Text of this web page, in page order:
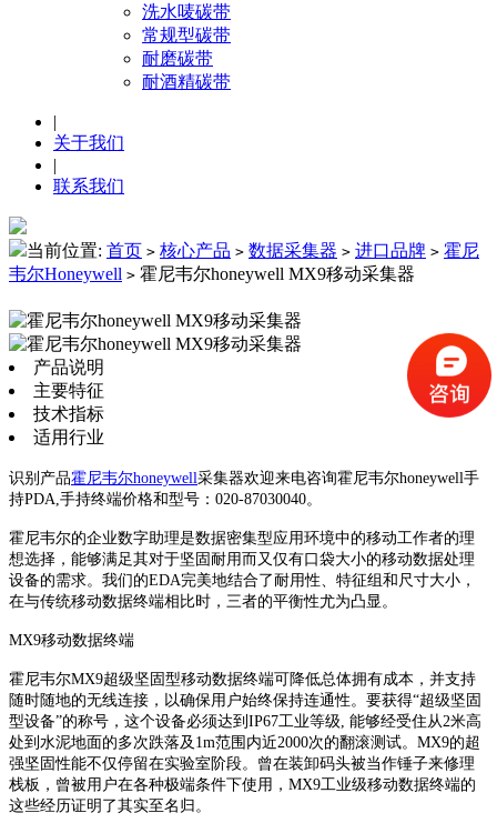
洗水唛碳带
常规型碳带
耐磨碳带
耐酒精碳带
|
关于我们
|
联系我们
当前位置: 首页 > 核心产品 > 数据采集器 > 进口品牌 > 霍尼
韦尔Honeywell > 霍尼韦尔honeywell MX9移动采集器
产品说明
主要特征
技术指标
适用行业
识别产品霍尼韦尔honeywell采集器欢迎来电咨询霍尼韦尔honeywell手
持PDA,手持终端价格和型号：020-87030040。
霍尼韦尔的企业数字助理是数据密集型应用环境中的移动工作者的理
想选择，能够满足其对于坚固耐用而又仅有口袋大小的移动数据处理
设备的需求。我们的EDA完美地结合了耐用性、特征组和尺寸大小，
在与传统移动数据终端相比时，三者的平衡性尤为凸显。
MX9移动数据终端
霍尼韦尔MX9超级坚固型移动数据终端可降低总体拥有成本，并支持
随时随地的无线连接，以确保用户始终保持连通性。要获得“超级坚固
型设备”的称号，这个设备必须达到IP67工业等级, 能够经受住从2米高
处到水泥地面的多次跌落及1m范围内近2000次的翻滚测试。MX9的超
强坚固性能不仅停留在实验室阶段。曾在装卸码头被当作锤子来修理
栈板，曾被用户在各种极端条件下使用，MX9工业级移动数据终端的
这些经历证明了其实至名归。